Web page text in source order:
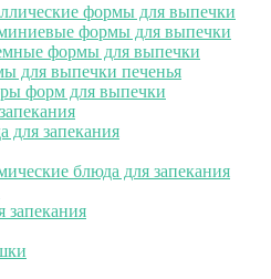
формы для выпечки
формы для выпечки
формы для выпечки
для выпечки печенья
форм для выпечки
для запекания
блюда для запекания
запекания